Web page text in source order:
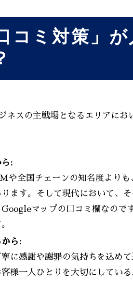
コミ対策」
ネスの主戦場となるエリアにお
ら:
や全国チェーンの知名度よりも
ります。そして現代において、
マップの口コミ欄なので
ら:
に感謝や謝罪の気持ちを込め
様一人ひとりを大切にしてい